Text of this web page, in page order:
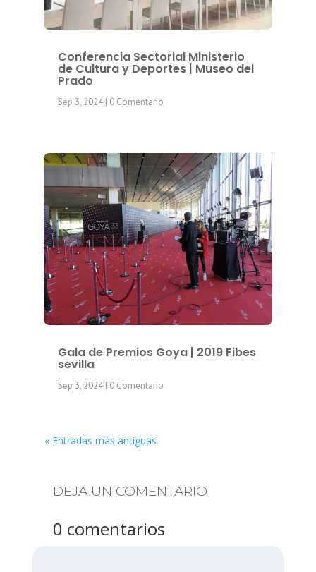
Conferencia Sectorial Ministerio
de Cultura y Deportes | Museo del
Prado
Sep 3, 2024| 0 Comentario
Gala de Premios Goya | 2019 Fibes
sevilla
Sep 3, 2024| 0 Comentario
« Entradas más antiguas
DEJA UN COMENTARIO
0 comentarios